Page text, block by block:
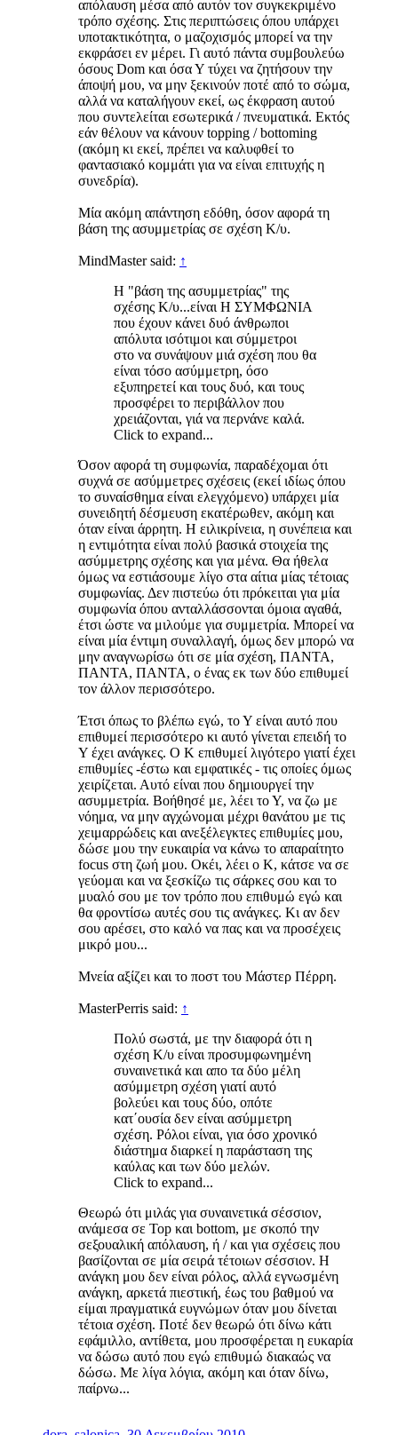
απόλαυση μέσα από αυτόν τον συγκεκριμένο
τρόπο σχέσης. Στις περιπτώσεις όπου υπάρχει
υποτακτικότητα, ο μαζοχισμός μπορεί να την
εκφράσει εν μέρει. Γι αυτό πάντα συμβουλεύω
όσους Dom και όσα Υ τύχει να ζητήσουν την
άποψή μου, να μην ξεκινούν ποτέ από το σώμα,
αλλά να καταλήγουν εκεί, ως έκφραση αυτού
που συντελείται εσωτερικά / πνευματικά. Εκτός
εάν θέλουν να κάνουν topping / bottoming
(ακόμη κι εκεί, πρέπει να καλυφθεί το
φαντασιακό κομμάτι για να είναι επιτυχής η
συνεδρία).
Μία ακόμη απάντηση εδόθη, όσον αφορά τη
βάση της ασυμμετρίας σε σχέση Κ/υ.
MindMaster said: ↑
Η "βάση της ασυμμετρίας" της
σχέσης Κ/υ...είναι Η ΣΥΜΦΩΝΙΑ
που έχουν κάνει δυό άνθρωποι
απόλυτα ισότιμοι και σύμμετροι
στο να συνάψουν μιά σχέση που θα
είναι τόσο ασύμμετρη, όσο
εξυπηρετεί και τους δυό, και τους
προσφέρει το περιβάλλον που
χρειάζονται, γιά να περνάνε καλά.
Click to expand...
Όσον αφορά τη συμφωνία, παραδέχομαι ότι
συχνά σε ασύμμετρες σχέσεις (εκεί ιδίως όπου
το συναίσθημα είναι ελεγχόμενο) υπάρχει μία
συνειδητή δέσμευση εκατέρωθεν, ακόμη και
όταν είναι άρρητη. Η ειλικρίνεια, η συνέπεια και
η εντιμότητα είναι πολύ βασικά στοιχεία της
ασύμμετρης σχέσης και για μένα. Θα ήθελα
όμως να εστιάσουμε λίγο στα αίτια μίας τέτοιας
συμφωνίας. Δεν πιστεύω ότι πρόκειται για μία
συμφωνία όπου ανταλλάσσονται όμοια αγαθά,
έτσι ώστε να μιλούμε για συμμετρία. Μπορεί να
είναι μία έντιμη συναλλαγή, όμως δεν μπορώ να
μην αναγνωρίσω ότι σε μία σχέση, ΠΑΝΤΑ,
ΠΑΝΤΑ, ΠΑΝΤΑ, ο ένας εκ των δύο επιθυμεί
τον άλλον περισσότερο.
Έτσι όπως το βλέπω εγώ, το Υ είναι αυτό που
επιθυμεί περισσότερο κι αυτό γίνεται επειδή το
Υ έχει ανάγκες. Ο Κ επιθυμεί λιγότερο γιατί έχει
επιθυμίες -έστω και εμφατικές - τις οποίες όμως
χειρίζεται. Αυτό είναι που δημιουργεί την
ασυμμετρία. Βοήθησέ με, λέει το Υ, να ζω με
νόημα, να μην αγχώνομαι μέχρι θανάτου με τις
χειμαρρώδεις και ανεξέλεγκτες επιθυμίες μου,
δώσε μου την ευκαιρία να κάνω το απαραίτητο
focus στη ζωή μου. Οκέι, λέει ο Κ, κάτσε να σε
γεύομαι και να ξεσκίζω τις σάρκες σου και το
μυαλό σου με τον τρόπο που επιθυμώ εγώ και
θα φροντίσω αυτές σου τις ανάγκες. Κι αν δεν
σου αρέσει, στο καλό να πας και να προσέχεις
μικρό μου...
Μνεία αξίζει και το ποστ του Μάστερ Πέρρη.
MasterPerris said: ↑
Πολύ σωστά, με την διαφορά ότι η
σχέση Κ/υ είναι προσυμφωνημένη
συναινετικά και απο τα δύο μέλη
ασύμμετρη σχέση γιατί αυτό
βολεύει και τους δύο, οπότε
κατ΄ουσία δεν είναι ασύμμετρη
σχέση. Ρόλοι είναι, για όσο χρονικό
διάστημα διαρκεί η παράσταση της
καύλας και των δύο μελών.
Click to expand...
Θεωρώ ότι μιλάς για συναινετικά σέσσιον,
ανάμεσα σε Top και bottom, με σκοπό την
σεξουαλική απόλαυση, ή / και για σχέσεις που
βασίζονται σε μία σειρά τέτοιων σέσσιον. Η
ανάγκη μου δεν είναι ρόλος, αλλά εγνωσμένη
ανάγκη, αρκετά πιεστική, έως του βαθμού να
είμαι πραγματικά ευγνώμων όταν μου δίνεται
τέτοια σχέση. Ποτέ δεν θεωρώ ότι δίνω κάτι
εφάμιλλο, αντίθετα, μου προσφέρεται η ευκαρία
να δώσω αυτό που εγώ επιθυμώ διακαώς να
δώσω. Με λίγα λόγια, ακόμη και όταν δίνω,
παίρνω...